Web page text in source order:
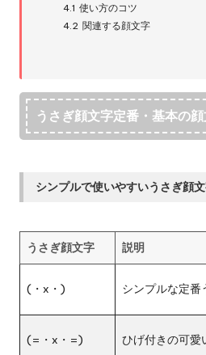
4.1 使い方のコツ
4.2 関連する顔文字
うさぎ顔文字定番・基本の
シンプルで使いやすいうさぎ顔
うさぎ顔文字 説明
(・x・) シンプルな定番
(=・x・=) ひげ付きの可愛